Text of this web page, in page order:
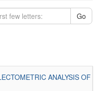
Go
ANALYSIS OF